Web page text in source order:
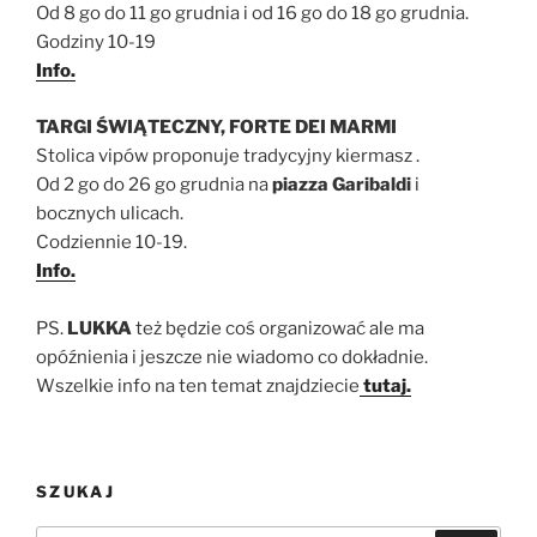
Od 8 go do 11 go grudnia i od 16 go do 18 go grudnia.
Godziny 10-19
Info.
TARGI ŚWIĄTECZNY, FORTE DEI MARMI
Stolica vipów proponuje tradycyjny kiermasz .
Od 2 go do 26 go grudnia napiazza Garibaldi i
bocznych ulicach.
Codziennie 10-19.
Info.
PS. LUKKA też będzie coś organizować ale ma
opóźnienia i jeszcze nie wiadomo co dokładnie.
Wszelkie info na ten temat znajdziecie tutaj.
SZUKAJ